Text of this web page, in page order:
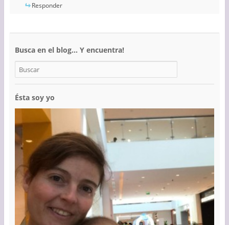
Responder
Busca en el blog… Y encuentra!
Ésta soy yo